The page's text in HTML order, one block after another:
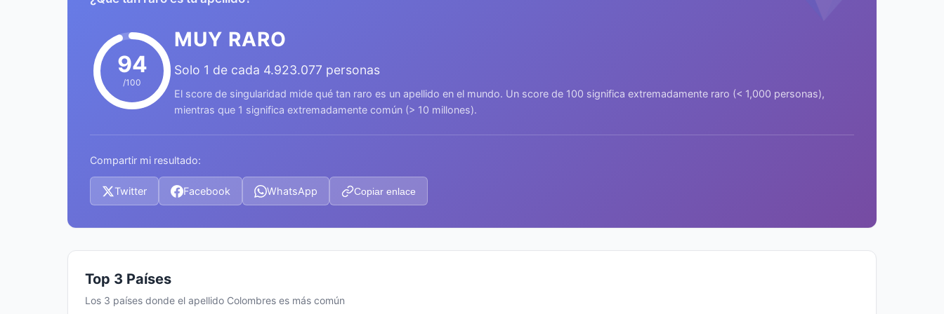
94
/100
MUY RARO
Solo 1 de cada 4.923.077 personas
El score de singularidad mide qué tan raro es un apellido en el mundo. Un score de 100 significa extremadamente raro (< 1,000 personas),
mientras que 1 significa extremadamente común (> 10 millones).
Compartir mi resultado:
Twitter Facebook WhatsApp Copiar enlace
Top 3 Países
Los 3 países donde el apellido Colombres es más común